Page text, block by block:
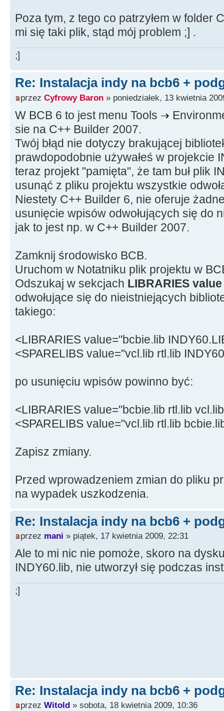
Poza tym, z tego co patrzyłem w folder
mi się taki plik, stąd mój problem ;] .
;]
Re: Instalacja indy na bcb6 +
przez Cyfrowy Baron » poniedziałek, 13 kwietnia
W BCB 6 to jest menu Tools
sie na C++ Builder 2007.
Twój błąd nie dotyczy brakującej
prawdopodobnie używałeś w projekcie
teraz projekt "pamięta", że tam buł plik
usunąć z pliku projektu wszystkie
Niestety C++ Builder 6, nie oferuje
usunięcie wpisów odwołujących się do
jak to jest np. w C++ Builder 2007.
Zamknij środowisko BCB.
Uruchom w Notatniku plik projektu w
Odszukaj w sekcjach LIBRARIES value
odwołujące się do nieistniejących
takiego:
<LIBRARIES value="bcbie.lib
<SPARELIBS value="vcl.lib rtl.lib
po usunięciu wpisów powinno być:
<LIBRARIES value="bcbie.lib rtl.lib
<SPARELIBS value="vcl.lib rtl.lib
Zapisz zmiany.
Przed wprowadzeniem zmian do pliku
na wypadek uszkodzenia.
Re: Instalacja indy na bcb6 +
przez mani » piątek, 17 kwietnia 2009, 22:31
Ale to mi nic nie pomoże, skoro na
INDY60.lib, nie utworzył się podczas
;]
Re: Instalacja indy na bcb6 +
przez Witold » sobota, 18 kwietnia 2009, 10:36